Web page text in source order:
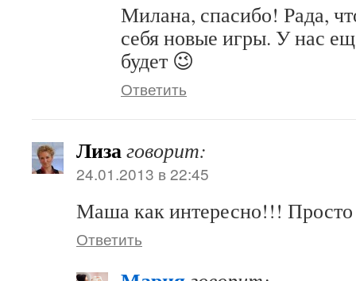
Милана, спасибо! Рада,
себя новые игры. У нас
будет 😉
Ответить
Лизаговорит:
24.01.2013 в 22:45
Маша как интересно!!!
Ответить